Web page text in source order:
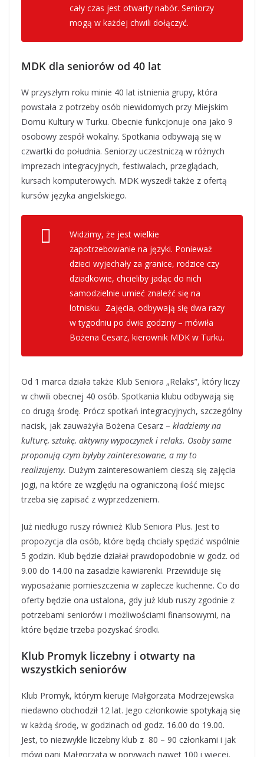
cały czas jest otwarty nabór. Seniorzy
mogą w każdej chwili dołączyć.
MDK dla seniorów od 40 lat
W przyszłym roku minie 40 lat istnienia grupy, która
powstała z potrzeby osób niewidomych przy Miejskim
Domu Kultury w Turku. Obecnie funkcjonuje ona jako 9
osobowy zespół wokalny. Spotkania odbywają się w
czwartki do południa. Seniorzy uczestniczą w różnych
imprezach integracyjnych, festiwalach, przeglądach,
kursach komputerowych. MDK wyszedł także z ofertą
kursów języka angielskiego.
Widzimy, że jest wielkie
zapotrzebowanie na języki. Ponieważ
dzieci wyjechały za granice, rodzice czy
dziadkowie, chcieliby jadąc do nich
samodzielnie umieć znaleźć się na
lotnisku. Zajęcia, odbywają się dwa razy
w tygodniu po dwie godziny – mówiła
Bożena Cesarz, kierownik MDK w Turku.
Od 1 marca działa także Klub Seniora „Relaks”, który liczy
w chwili obecnej 40 osób. Spotkania klubu odbywają się
co drugą środę. Prócz spotkań integracyjnych, szczególny
nacisk, jak zauważyła Bożena Cesarz – kładziemy na
kulturę, sztukę, aktywny wypoczynek i relaks. Osoby same
proponują czym byłyby zainteresowane, a my to
realizujemy. Dużym zainteresowaniem cieszą się zajęcia
jogi, na które ze względu na ograniczoną ilość miejsc
trzeba się zapisać z wyprzedzeniem.
Już niedługo ruszy również Klub Seniora Plus. Jest to
propozycja dla osób, które będą chciały spędzić wspólnie
5 godzin. Klub będzie działał prawdopodobnie w godz. od
9.00 do 14.00 na zasadzie kawiarenki. Przewiduje się
wyposażanie pomieszczenia w zaplecze kuchenne. Co do
oferty będzie ona ustalona, gdy już klub ruszy zgodnie z
potrzebami seniorów i możliwościami finansowymi, na
które będzie trzeba pozyskać środki.
Klub Promyk liczebny i otwarty na
wszystkich seniorów
Klub Promyk, którym kieruje Małgorzata Modrzejewska
niedawno obchodził 12 lat. Jego członkowie spotykają się
w każdą środę, w godzinach od godz. 16.00 do 19.00.
Jest, to niezwykle liczebny klub z 80 – 90 członkami i jak
mówi pani Małgorzata w porywach nawet 100 i więcej.